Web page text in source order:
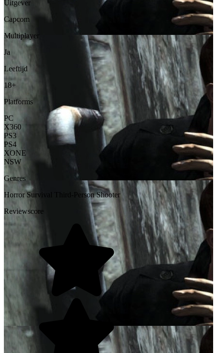
Uitgever
Capcom
Multiplayer
Ja
Leeftijd
18+
Platforms
PC
X360
PS3
PS4
XONE
NSW
Genres
Horror Survival
Third-Person Shooter
Reviewscore